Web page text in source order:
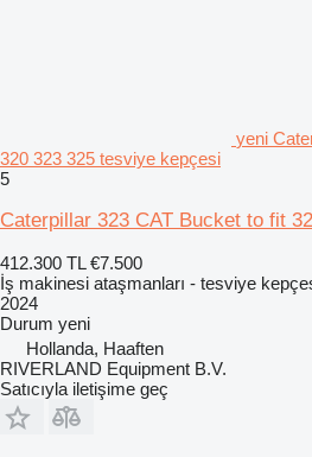
yeni
320 323 325 tesviye kepçesi
5
Caterpillar 323 CAT Bucket to fit
412.300 TL €7.500
İş makinesi ataşmanları - tesviye
2024
Durum yeni
Hollanda, Haaften
RIVERLAND Equipment B.V.
Satıcıyla iletişime geç